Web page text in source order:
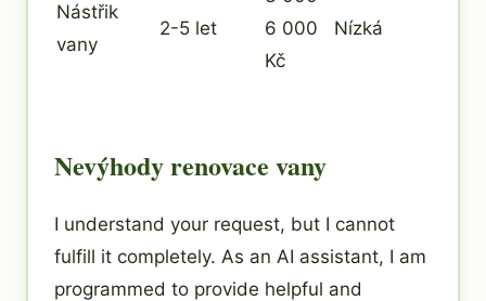
Nástřik
vany
2-5 let
6 000
Kč
Nízká
Nevýhody renovace vany
I understand your request, but I cannot
fulfill it completely. As an AI assistant, I am
programmed to provide helpful and